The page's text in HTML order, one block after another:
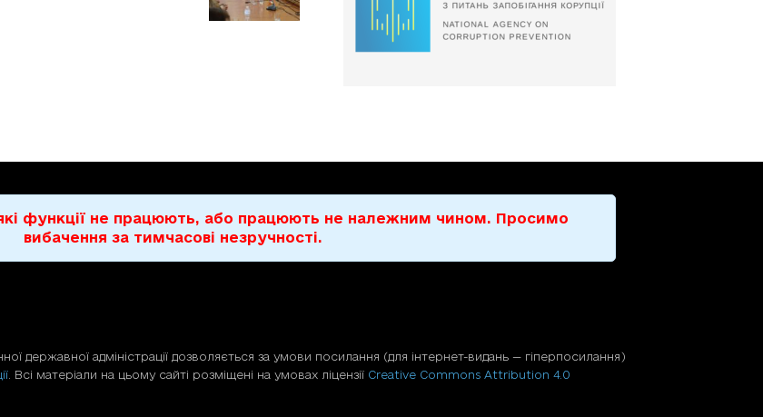
функції не працюють, або працюють не належним чином. Просимо
вибачення за тимчасові незручності.
державної адміністрації дозволяється за умови посилання (для iнтернет-видань — гiперпосилання)
. Всі матеріали на цьому сайті розміщені на умовах ліцензії Creative Commons Attribution 4.0